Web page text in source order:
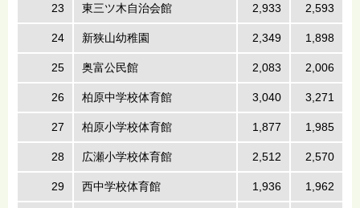
23 東三ツ木自治会館 2,933 2,593
24 新狭山幼稚園 2,349 1,898
25 奥富公民館 2,083 2,006
26 柏原中学校体育館 3,040 3,271
27 柏原小学校体育館 1,877 1,985
28 広瀬小学校体育館 2,512 2,570
29 西中学校体育館 1,936 1,962